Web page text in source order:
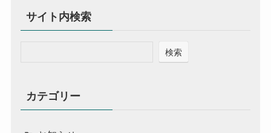
サイト内検索
検索
カテゴリー